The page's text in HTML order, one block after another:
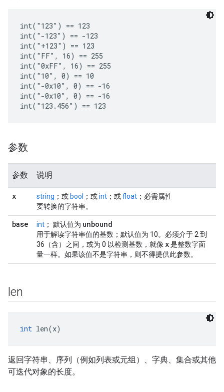
int("123") == 123
int("-123") == -123
int("+123") == 123
int("FF", 16) == 255
int("0xFF", 16) == 255
int("10", 0) == 10
int("-0x10", 0) == -16
int("-0x10", 0) == -16
参数
参数 说明
x string ；或 bool ；或int ；或float ；必需属性
要转换的字符串。
base int ； 默认值为 unbound
用于解读字符串值的基数；默认值为 10。必须介于 2 到
36（含）之间，或为 0 以检测基数，就像 x是整数字面
量一样。如果该值不是字符串，则不得提供此参数。
len
int len(x)
返回字符串、序列（例如列表或元组）、字典、集合或其他
可迭代对象的长度。